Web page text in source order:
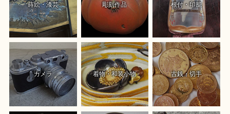
蒔絵・漆芸 彫刻作品 根付・印籠
カメラ 着物・和装小物 古銭・切手